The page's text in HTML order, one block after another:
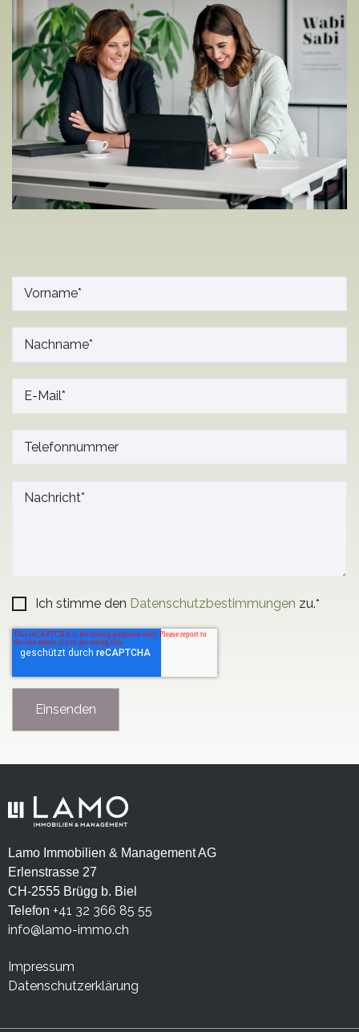
Ich stimme den Datenschutzbestimmungen zu.*
Lamo Immobilien & Management AG
Erlenstrasse 27
CH-2555 Brügg b. Biel
Telefon +41 32 366 85 55
info@lamo-immo.ch
Impressum
Datenschutzerklärung